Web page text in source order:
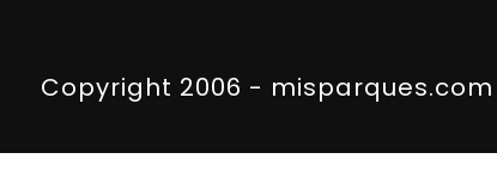
Copyright 2006 - misparques.com